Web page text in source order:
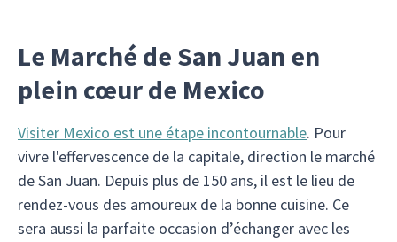
Le Marché de San Juan en
plein cœur de Mexico
Visiter Mexico est une étape incontournable. Pour
vivre l'effervescence de la capitale, direction le marché
de San Juan. Depuis plus de 150 ans, il est le lieu de
rendez-vous des amoureux de la bonne cuisine. Ce
sera aussi la parfaite occasion d’échanger avec les